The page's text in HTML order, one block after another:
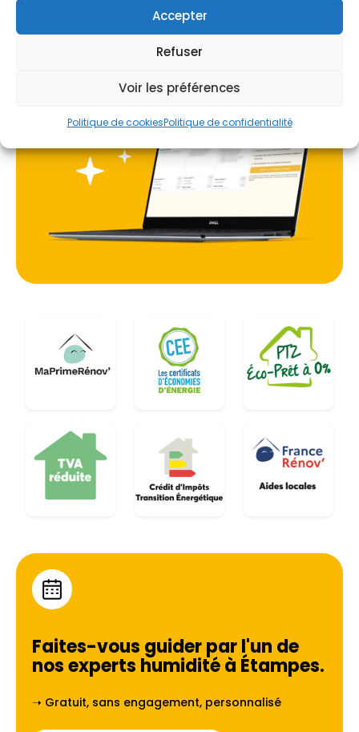
Accepter
Refuser
Voir les préférences
Politique de cookiesPolitique de confidentialité
maîtriser leur budget énergie. En produisant sur
surplus injecté sur le réseau assure une sécurité
s'inscrit parfaitement dans la politique de
France, visant à décarboner l'habitat ancien et
Contactez-nous maintenant
pour maximiser vos aides !
Faites-vous guider par l'un de
nos experts humidité à Étampes.
➝ Gratuit, sans engagement, personnalisé